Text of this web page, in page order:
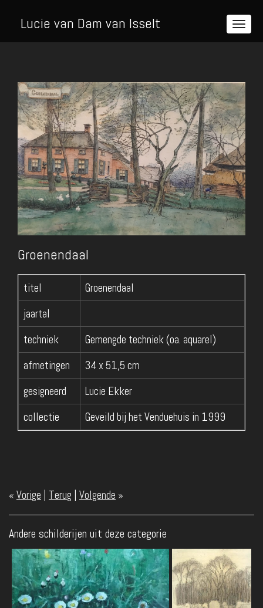
Lucie van Dam van Isselt
Groenendaal
titel
Groenendaal
jaartal
techniek
Gemengde techniek (oa. aquarel)
afmetingen
34 x 51,5 cm
gesigneerd
Lucie Ekker
collectie
Geveild bij het Venduehuis in 1999
« Vorige | Terug | Volgende »
Andere schilderijen uit deze categorie